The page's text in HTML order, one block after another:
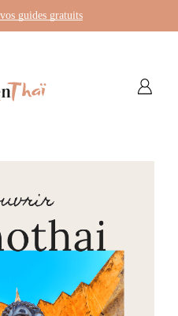
guides gratuits